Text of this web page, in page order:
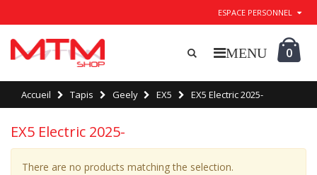
ESPACE PERSONNEL
0
Accueil Tapis Geely EX5 EX5 Electric 2025-
EX5 Electric 2025-
There are no products matching the selection.